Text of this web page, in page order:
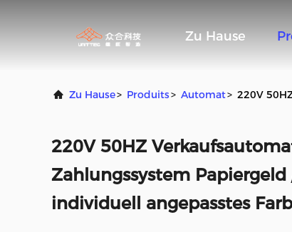
Zu Hause
Zu Hause> Produits> Automat> 220V
220V 50HZ
Zahlungssystem
individuell angepasstes